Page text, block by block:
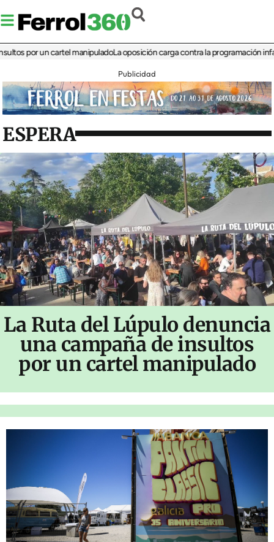
por un cartel manipuladoLa oposición carga contra la programación infantil
Publicidad
ESPERA
La Ruta del Lúpulo denuncia
una campaña de insultos
por un cartel manipulado